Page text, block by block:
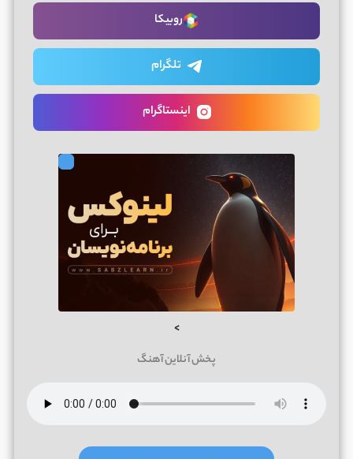
روبیکا
تلگرام
اینستاگرام
>
پخش آنلاین آهنگ